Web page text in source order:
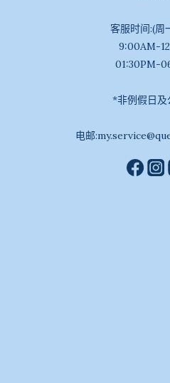
客服时间:(周
9:00AM-
01:30PM-
*非例假日及
电邮